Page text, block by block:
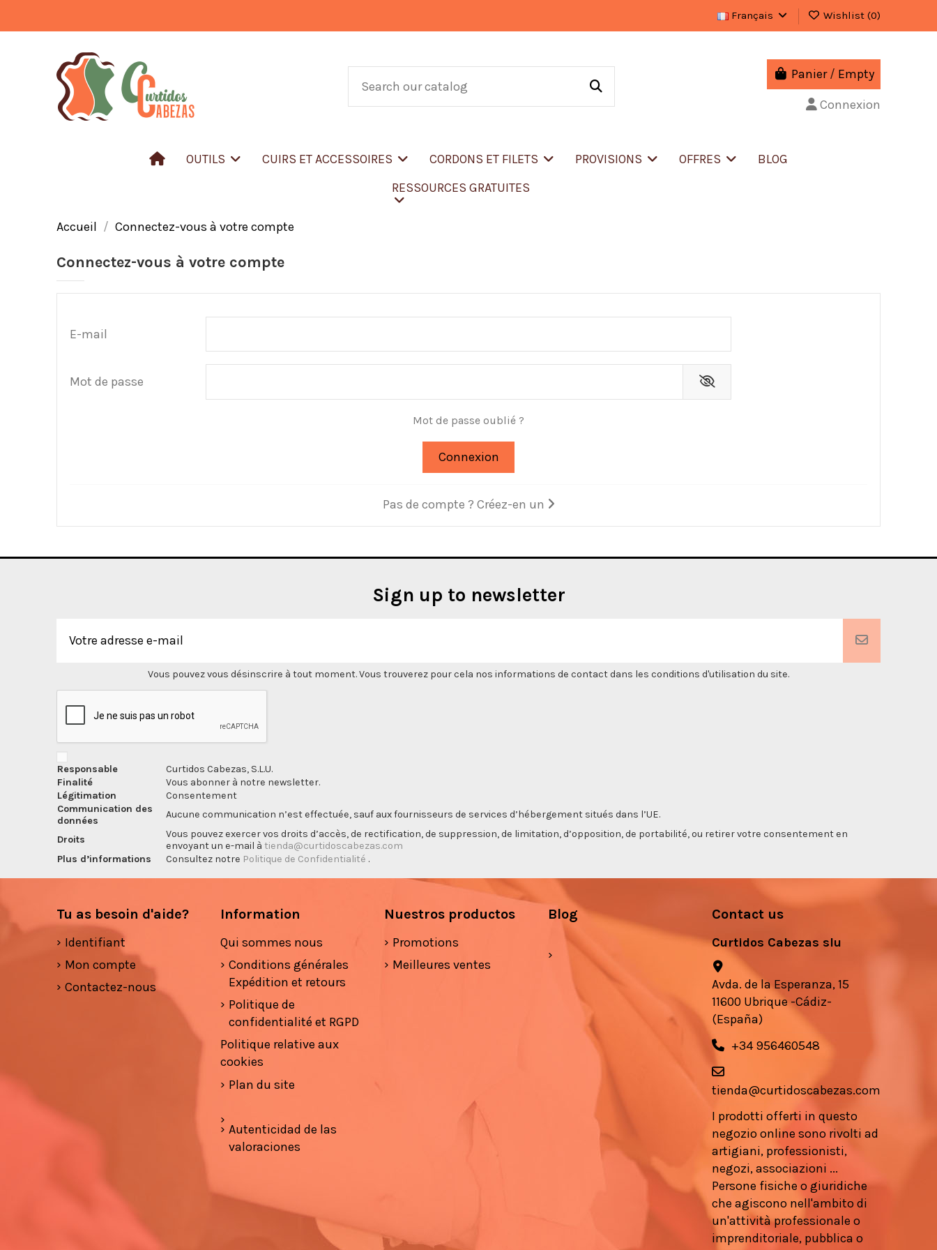
Français Wishlist (0)
Panier / Empty
Connexion
OUTILS CUIRS ET ACCESSOIRES CORDONS ET FILETS PROVISIONS OFFRES
BLOG
RESSOURCES GRATUITES
Accueil Connectez-vous à votre compte
Connectez-vous à votre compte
E-mail
Mot de passe
Mot de passe oublié ?
Connexion
Pas de compte ? Créez-en un
Sign up to newsletter
Vous pouvez vous désinscrire à tout moment. Vous trouverez pour cela nos informations de contact dans les conditions d'utilisation du site.
Responsable
Curtidos Cabezas, S.L.U.
Finalité
Vous abonner à notre newsletter.
Légitimation
Consentement
Communication des
données
Aucune communication n’est effectuée, sauf aux fournisseurs de services d’hébergement situés dans l’UE.
Droits
Vous pouvez exercer vos droits d’accès, de rectification, de suppression, de limitation, d’opposition, de portabilité, ou retirer votre consentement en
envoyant un e-mail à tienda@curtidoscabezas.com
Plus d’informations
Consultez notre Politique de Confidentialité .
Tu as besoin d'aide?
Identifiant
Mon compte
Contactez-nous
Information
Qui sommes nous
Conditions générales
Expédition et retours
Politique de
confidentialité et RGPD
Politique relative aux
cookies
Plan du site
Autenticidad de las
valoraciones
Nuestros productos
Promotions
Meilleures ventes
Blog Contact us
Curtidos Cabezas slu
Avda. de la Esperanza, 15
11600 Ubrique -Cádiz-
(España)
+34 956460548
tienda@curtidoscabezas.com
I prodotti offerti in questo
negozio online sono rivolti ad
artigiani, professionisti,
negozi, associazioni ...
Persone fisiche o giuridiche
che agiscono nell'ambito di
un'attività professionale o
imprenditoriale, pubblica o